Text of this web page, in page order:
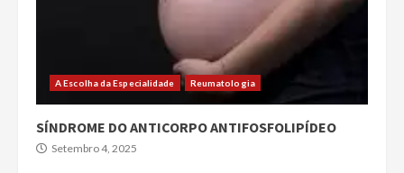
A Escolha da Especialidade Reumatologia
SÍNDROME DO ANTICORPO ANTIFOSFOLIPÍDEO
Setembro 4, 2025